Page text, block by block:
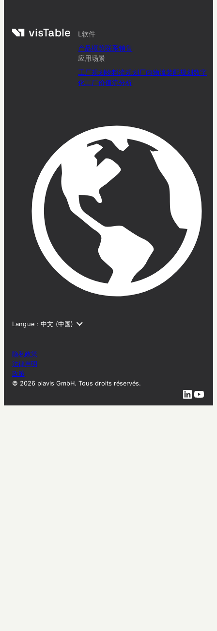
From product to process:
Effective planning with
visTable® at SFS in Olpe
L软件
产品概览联系销售
应用场景
工厂规划物料流规划厂内物流装配规划数字
化工厂价值流分析
© 2026 plavis GmbH. Tous droits réservés.
隐私政策
法律声明
政策